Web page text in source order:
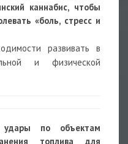
каннабис, чтобы
«боль, стресс и
развивать в
и физической
по объектам
топлива для